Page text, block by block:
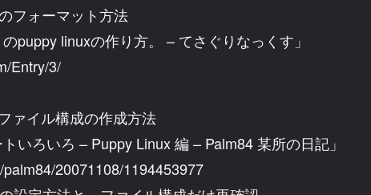
フォーマット方法
puppy linuxの作り方。 – てさぐりなっくす」
Entry/3/
ァイル構成の作成方法
トいろいろ – Puppy Linux 編 – Palm84 某所の日記」
20071108/1194453977